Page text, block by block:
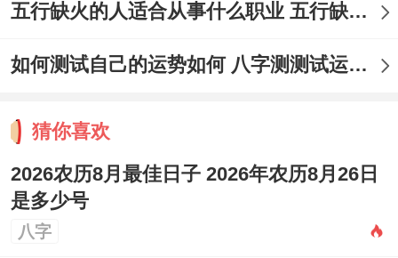
与事业机遇者。
分析：此日为“青龙”吉日，百事兴旺，理发
此日理发需择吉时进行。
5月22日（星期五、农历四月初六）
宜：纳采、嫁娶、裁衣、理发、出行、修
五行缺火的人适合从事什么职业 五行缺火的人适合从事的职业有哪些
如何测试自己的运势如何 八字测测试运运程
猜你喜欢
2026农历8月最佳日子 2026年农历8月26日
是多少号
八字